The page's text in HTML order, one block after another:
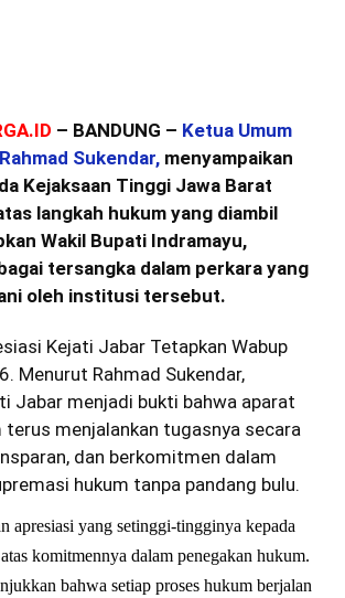
– BANDUNG – Ketua Umum
Sukendar, menyampaikan
Kejaksaan Tinggi Jawa Barat
langkah hukum yang diambil
Wakil Bupati Indramayu,
tersangka dalam perkara yang
oleh institusi tersebut.
Kejati Jabar Tetapkan Wabup
Menurut Rahmad Sukendar,
Jabar menjadi bukti bahwa aparat
terus menjalankan tugasnya secara
dan berkomitmen dalam
hukum tanpa pandang bulu.
apresiasi yang setinggi-tingginya kepada
komitmennya dalam penegakan hukum.
bahwa setiap proses hukum berjalan